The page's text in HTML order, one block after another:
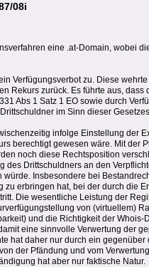
08i
eine .at-Domain, wobei
Verfügungsverbot zu. Diese
Rekurs zurück. Es führte aus,
Abs 1 Satz 1 EO sowie durch
im Sinn dieser
infolge Einstellung der
berechtigt gewesen wäre. Mit der
noch diese Rechtsposition
des Drittschuldners an den
Insbesondere bei
erbringen hat, bei der durch die
Die wesentliche Leistung der
von (virtuellem)
und die Richtigkeit der
eine sinnvolle Verwertung der
hat daher nur durch ein
der Pfändung und vom
hat aber nur faktische Natur.